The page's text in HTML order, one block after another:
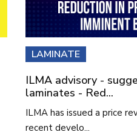
LAMINATE
ILMA advisory -
laminates - Red...
ILMA has issued a price
recent develo...